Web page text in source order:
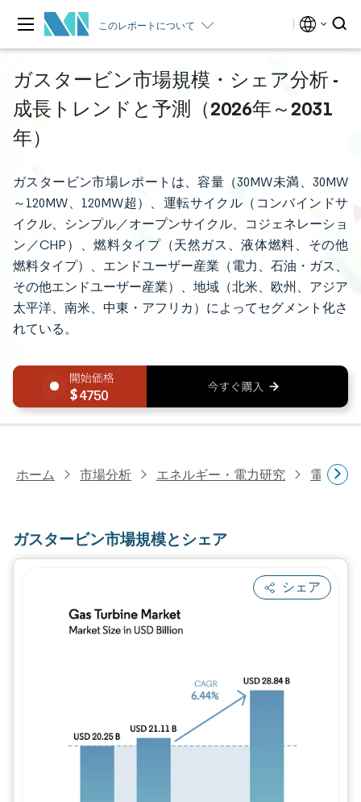
このレポートについて
ガスタービン市場規模・シェア分析 -
成長トレンドと予測（2026年～2031
年）
ガスタービン市場レポートは、容量（30MW未満、30MW
～120MW、120MW超）、運転サイクル（コンバインドサ
イクル、シンプル／オープンサイクル、コジェネレーショ
ン／CHP）、燃料タイプ（天然ガス、液体燃料、その他
燃料タイプ）、エンドユーザー産業（電力、石油・ガス、
その他エンドユーザー産業）、地域（北米、欧州、アジア
太平洋、南米、中東・アフリカ）によってセグメント化さ
れている。
4750
ホーム 市場分析 エネルギー・電力研究 電力設
ガスタービン市場規模とシェア
シェア